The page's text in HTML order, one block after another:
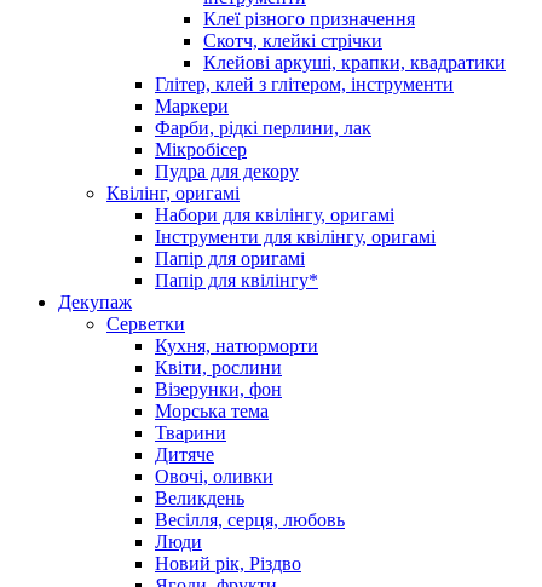
Клеї різного призначення
Скотч, клейкі стрічки
Клейові аркуші, крапки, квадратики
Глітер, клей з глітером, інструменти
Маркери
Фарби, рідкі перлини, лак
Мікробісер
Пудра для декору
Квілінг, оригамі
Набори для квілінгу, оригамі
Інструменти для квілінгу, оригамі
Папір для оригамі
Папір для квілінгу*
Декупаж
Серветки
Кухня, натюрморти
Квіти, рослини
Візерунки, фон
Морська тема
Тварини
Дитяче
Овочі, оливки
Великдень
Весілля, серця, любовь
Люди
Новий рік, Різдво